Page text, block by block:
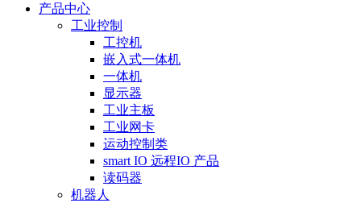
产品中心
工业控制
工控机
嵌入式一体机
一体机
显示器
工业主板
工业网卡
运动控制类
smart IO 远程IO 产品
读码器
机器人